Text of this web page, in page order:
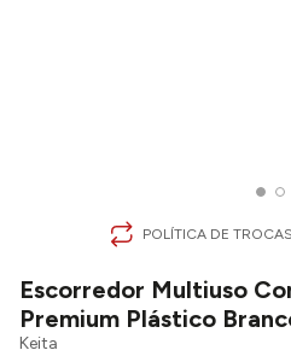
POLÍTICA DE
Escorredor Multiuso
Premium Plástico
Keita